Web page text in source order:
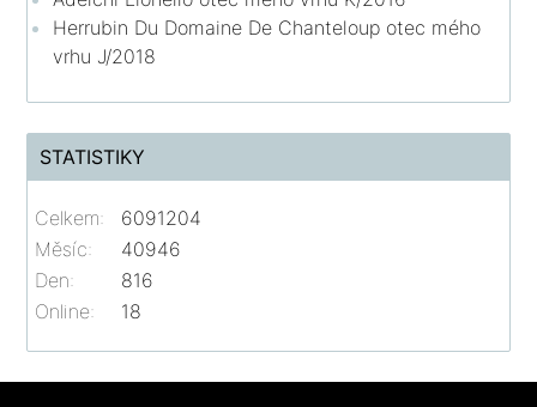
Herrubin Du Domaine De Chanteloup otec mého
vrhu J/2018
STATISTIKY
Online: 18
Celkem:
6091204
Měsíc:
40946
Den:
816